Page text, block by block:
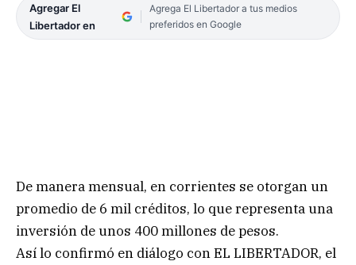
Agregar El
Libertador en
Agrega El Libertador a tus medios
preferidos en Google
De manera mensual, en corrientes se otorgan un
promedio de 6 mil créditos, lo que representa una
inversión de unos 400 millones de pesos.
Así lo confirmó en diálogo con EL LIBERTADOR, el